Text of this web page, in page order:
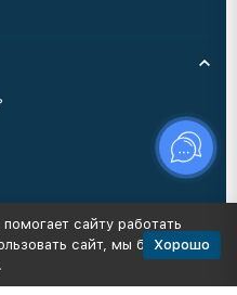
сайту работать
сайт, мы будемХорошо